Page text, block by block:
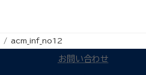
acm_inf_no12
お問い合わせ